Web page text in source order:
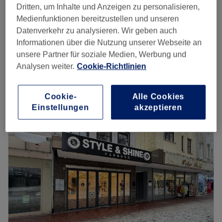
Augenbrauen nachzupfen, Augenbrauen &
Wimpern färben
30 Min.
Haarentfernung mit Fadentechnik - Oberlippe
5 Min.
Montag
Geschlossen
Dienstag
09:00–19:00
Mittwoch
09:00–19:00
Donnerstag
09:00–19:00
Freitag
09:00–19:00
Samstag
08:30–14:00
Sonntag
Geschlossen
Eine gute Behandlung ist das A&O eines gepflegten
Erscheinungsbildes. Diese bekommt man im Charisma
Dritten, um Inhalte und Anzeigen zu personalisieren,
Medienfunktionen bereitzustellen und unseren
Datenverkehr zu analysieren. Wir geben auch
Informationen über die Nutzung unserer Webseite an
unsere Partner für soziale Medien, Werbung und
Analysen weiter. Cookie-Richtlinien
Cookie-
Einstellungen
Alle Cookies
akzeptieren